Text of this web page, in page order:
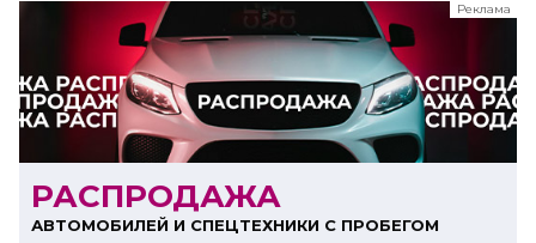
Реклама
ООО "ЛК Эволюция"
ИНН 9724016636
erid: nyi26TK8Sykg5SPCgA2w5MdVpLJdCVLW
РАСПРОДАЖА
АВТОМОБИЛЕЙ И СПЕЦТЕХНИКИ С ПРОБЕГОМ